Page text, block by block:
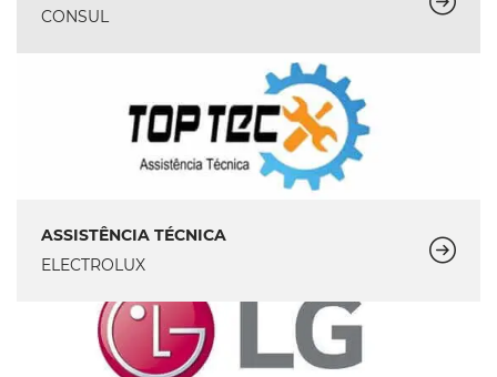
CONSUL
ASSISTÊNCIA TÉCNICA
ELECTROLUX